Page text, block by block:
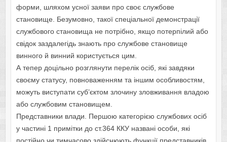
форми, шляхом усної заяви про своє службове
становище. Безумовно, такої спеціальної демонстрації
службового становища не потрібно, якщо потерпілий або
свідок заздалегідь знають про службове становище
винного й винний користується цим.
А тепер доцільно розглянути перелік осіб, які завдяки
своєму статусу, повноваженням та іншим особливостям,
можуть виступати суб’єктом злочину зловживання владою
або службовим становищем.
Представники влади. Першою категорією службових осіб
у частині 1 примітки до ст.364 ККУ названі особи, які